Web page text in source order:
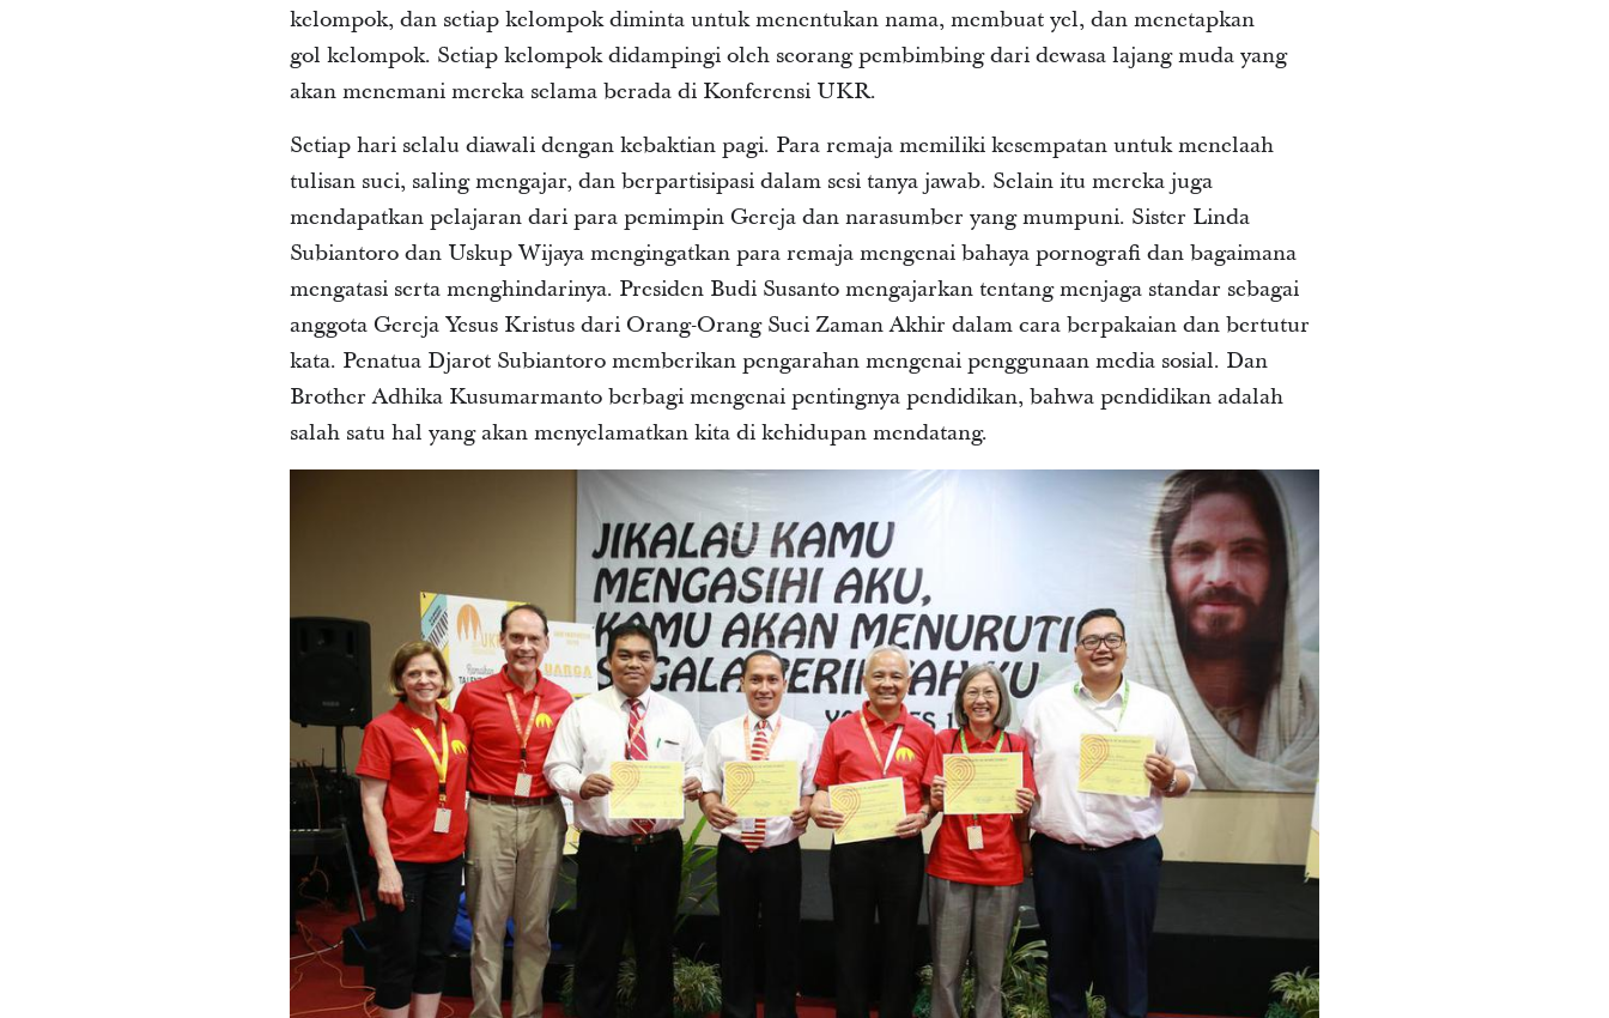
kelompok, dan setiap kelompok diminta untuk menentukan nama, membuat yel, dan menetapkan
gol kelompok. Setiap kelompok didampingi oleh seorang pembimbing dari dewasa lajang muda yang
akan menemani mereka selama berada di Konferensi UKR.
Setiap hari selalu diawali dengan kebaktian pagi. Para remaja memiliki kesempatan untuk menelaah
tulisan suci, saling mengajar, dan berpartisipasi dalam sesi tanya jawab. Selain itu mereka juga
mendapatkan pelajaran dari para pemimpin Gereja dan narasumber yang mumpuni. Sister Linda
Subiantoro dan Uskup Wijaya mengingatkan para remaja mengenai bahaya pornografi dan bagaimana
mengatasi serta menghindarinya. Presiden Budi Susanto mengajarkan tentang menjaga standar sebagai
anggota Gereja Yesus Kristus dari Orang-Orang Suci Zaman Akhir dalam cara berpakaian dan bertutur
kata. Penatua Djarot Subiantoro memberikan pengarahan mengenai penggunaan media sosial. Dan
Brother Adhika Kusumarmanto berbagi mengenai pentingnya pendidikan, bahwa pendidikan adalah
salah satu hal yang akan menyelamatkan kita di kehidupan mendatang.